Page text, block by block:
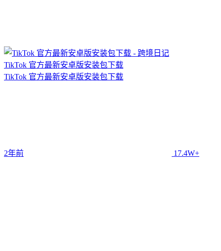
TikTok 官方最新安卓版安装包下载
TikTok 官方最新安卓版安装包下载
2年前 17.4W+